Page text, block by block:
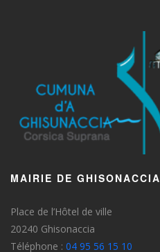
MAIRIE DE GHISONACCIA
Place de l’Hôtel de ville
20240 Ghisonaccia
Téléphone : 04 95 56 15 10